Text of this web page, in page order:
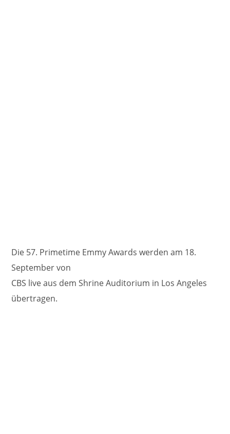
Die 57. Primetime Emmy Awards werden am 18.
September von
CBS live aus dem Shrine Auditorium in Los Angeles
übertragen.